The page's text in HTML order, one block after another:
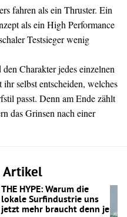
fahren als ein Thruster. Ein
als ein High Performance
Testsieger wenig
Charakter jedes einzelnen
selbst entscheiden, welches
passt. Denn am Ende zählt
das Grinsen nach einer
Artikel
THE HYPE: Warum die
lokale Surfindustrie uns
jetzt mehr braucht denn je